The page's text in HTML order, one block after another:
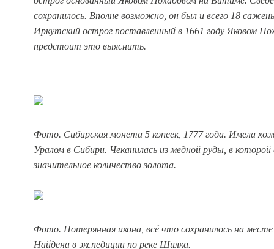
сохранилось. Вполне возможно, он был и всего 18
Иркутский острог поставленный в 1661 году Яковом
предстоит это выяснить.
Фото. Сибирская монета 5 копеек, 1777 года. Имела
Уралом в Сибири. Чеканилась из медной руды, в
значительное количество золота.
Фото. Потерянная икона, всё что сохранилось на месте
Найдена в экспедиции по реке Шилка.